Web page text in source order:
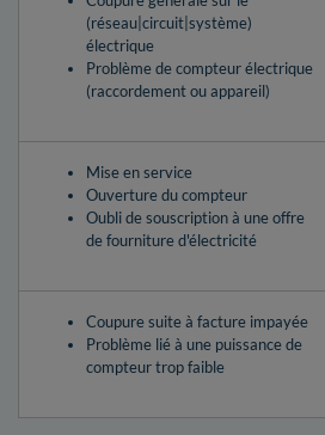
(réseau|circuit|système)
électrique
Problème de compteur électrique
(raccordement ou appareil)
Mise en service
Ouverture du compteur
Oubli de souscription à une offre
de fourniture d'électricité
Coupure suite à facture impayée
Problème lié à une puissance de
compteur trop faible